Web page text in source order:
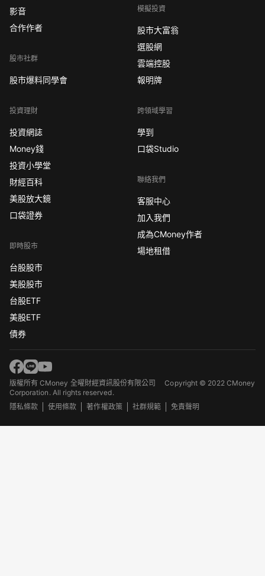
影音
合作作者
股市社群
股市爆料同學會
投資理財
投資網誌
Money錢
投資小學堂
財經百科
美股放大鏡
口袋證券
即時股市
台股股市
美股股市
台股ETF
美股ETF
債券
模擬投資
股市大富翁
選股網
雲端控股
報明牌
跨領域學習
學到
口袋Studio
聯絡我們
客服中心
加入我們
成為CMoney作者
場地租借
版權所有 CMoney 全曜財經資訊股份有限公司Copyright © 2022 CMoney
Corporation. All rights reserved.
隱私條款
使用條款 著作權政策 社群規範 免責聲明